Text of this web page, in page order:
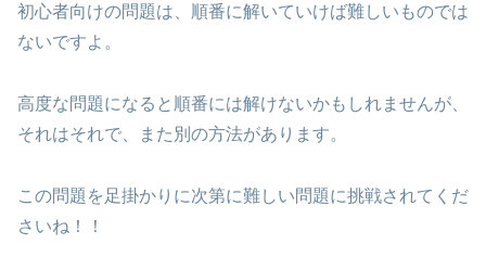
初心者向けの問題は、順番に解いていけば難しいものでは
ないですよ。
高度な問題になると順番には解けないかもしれませんが、
それはそれで、また別の方法があります。
この問題を足掛かりに次第に難しい問題に挑戦されてくだ
さいね！！